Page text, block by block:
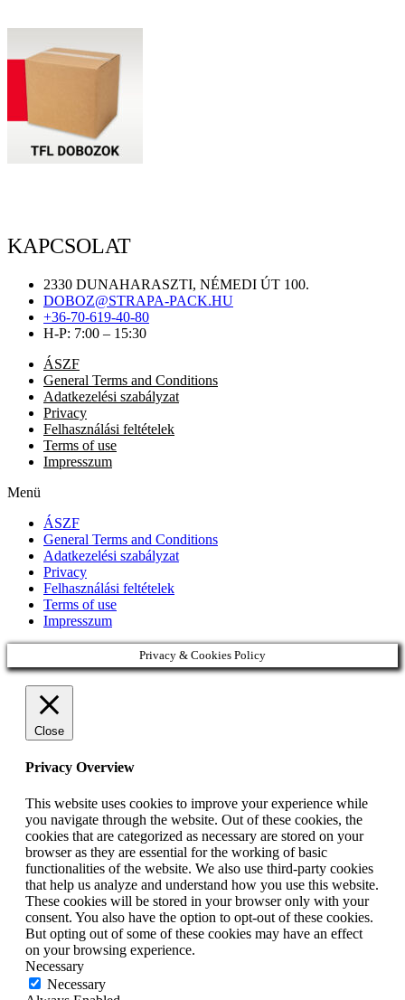
KAPCSOLAT
2330 DUNAHARASZTI, NÉMEDI ÚT 100.
DOBOZ@STRAPA-PACK.HU
+36-70-619-40-80
H-P: 7:00 – 15:30
ÁSZF
General Terms and Conditions
Adatkezelési szabályzat
Privacy
Felhasználási feltételek
Terms of use
Impresszum
Menü
ÁSZF
General Terms and Conditions
Adatkezelési szabályzat
Privacy
Felhasználási feltételek
Terms of use
Impresszum
Privacy & Cookies Policy
Close
Privacy Overview
This website uses cookies to improve your experience while
you navigate through the website. Out of these cookies, the
cookies that are categorized as necessary are stored on your
browser as they are essential for the working of basic
functionalities of the website. We also use third-party cookies
that help us analyze and understand how you use this website.
These cookies will be stored in your browser only with your
consent. You also have the option to opt-out of these cookies.
But opting out of some of these cookies may have an effect
on your browsing experience.
Necessary
Necessary